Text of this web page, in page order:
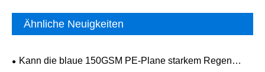
Ähnliche Neuigkeiten
Kann die blaue 150GSM PE-Plane starkem Regen